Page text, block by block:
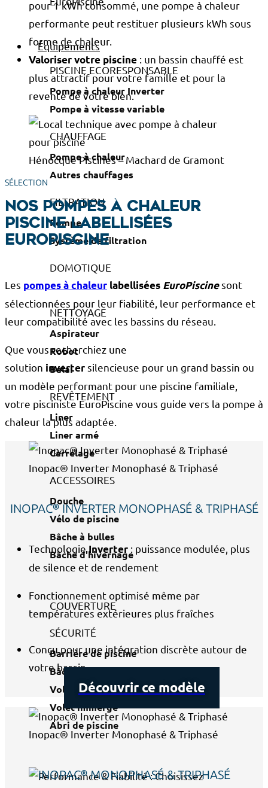
Équipements
PISCINE ECORESPONSABLE
Pompe à chaleur Inverter
Pompe à vitesse variable
CHAUFFAGE
Pompe à chaleur
Autres chauffages
FILTRATION
Pompe
Système de filtration
DOMOTIQUE
NETTOYAGE
Aspirateur
Robot
Balai
REVÊTEMENT
Liner
Liner armé
Carrelage
ACCESSOIRES
Douche
Vélo de piscine
Bâche à bulles
Bâche d'hivernage
COUVERTURE
SÉCURITÉ
Barrière de piscine
Bâche à barres
Volet roulant
Volet immergé
Abri de piscine
pour 1 kWh consommé, une pompe à chaleur
performante peut restituer plusieurs kWh sous
forme de chaleur.
Valoriser votre piscine : un bassin chauffé est
plus attractif pour votre famille et pour la
revente de votre bien.
Hénocque Piscines – Machard de Gramont
SÉLECTION
Nos pompes à chaleur
piscine labellisées
EuroPiscine
Les pompes à chaleur labellisées EuroPiscinesont
sélectionnées pour leur fiabilité, leur performance et
leur compatibilité avec les bassins du réseau.
Que vous recherchiez une
solution invertersilencieuse pour un grand bassin ou
un modèle performant pour une piscine familiale,
votre pisciniste EuroPiscine vous guide vers la pompe à
chaleur la plus adaptée.
Inopac® Inverter Monophasé & Triphasé
INOPAC® INVERTER MONOPHASÉ & TRIPHASÉ
TechnologieInverter : puissance modulée, plus
de silence et de rendement
Fonctionnement optimisé même par
températures extérieures plus fraîches
Conçu pour une intégration discrète autour de
votre bassin
Découvrir ce modèle
Inopac® Inverter Monophasé & Triphasé
INOPAC® MONOPHASÉ & TRIPHASÉ